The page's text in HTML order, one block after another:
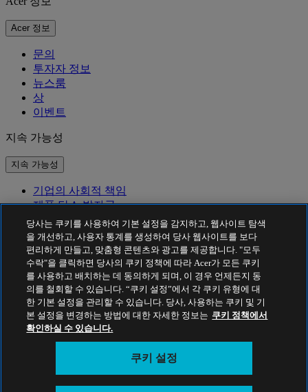
Acer 정보
문의
투자자 정보
뉴스룸
상
이벤트
지속 가능성
지속 가능성
기업의 사회적 책임
제품 탄소 발자국
Project Humanity
Earthion
개인정보 처리방침
Cookie 정책
법적 고지 사항
추가 법적 정보
접근성 정책
쿠키 설정
대한민국 - 한국어
© 2026 Acer Inc. - 서울시 영등포구 여의나루 53-1 대오빌딩, 대
당사는 쿠키를 사용하여 기본 설정을 감지하고, 웹사이트 탐색
을 개선하고, 사용자 통계를 생성하여 당사 웹사이트를 보다
편리하게 만들고, 맞춤형 콘텐츠와 광고를 제공합니다. "모두
수락"을 클릭하면 당사의 쿠키 정책에 따라 Acer가 모든 쿠키
를 사용하고 배치하는 데 동의하게 되며, 이 경우 언제든지 동
의를 철회할 수 있습니다. “쿠키 설정”에서 각 쿠키 유형에 대
한 기본 설정을 관리할 수 있습니다. 당사, 사용하는 쿠키 및 기
본 설정을 변경하는 방법에 대한 자세한 정보는 쿠키 정책에서
확인하실 수 있습니다.
쿠키 설정